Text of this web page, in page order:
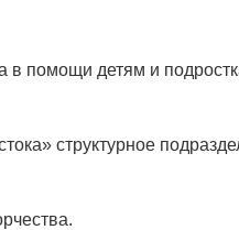
в помощи детям и
структурное